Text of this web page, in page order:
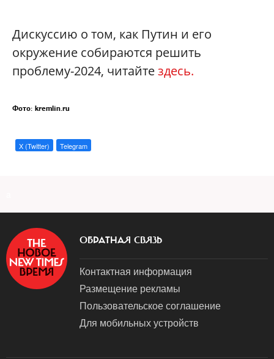
Дискуссию о том, как Путин и его
окружение собираются решить
проблему-2024, читайтездесь.
Фото: kremlin.ru
X (Twitter) Telegram
ОБРАТНАЯ СВЯЗЬ
Контактная информация
Размещение рекламы
Пользовательское соглашение
Для мобильных устройств